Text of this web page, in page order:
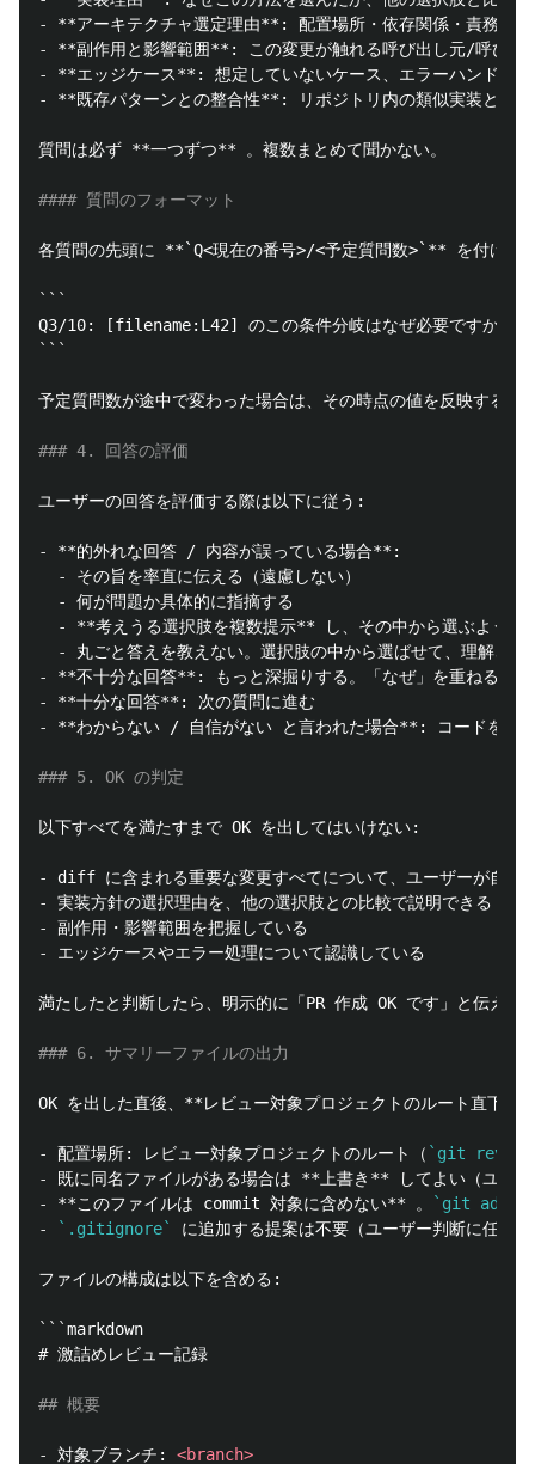
-
**アーキテクチャ選定理由**
-
**副作用と影響範囲**
-
**エッジケース**
-
**既存パターンとの整合性** : リポジトリ内の類似実装と比
質問は必ず **一つずつ** 。複数まとめて聞かない。
#### 質問のフォーマット
各質問の先頭に **`Q<現在の番号>/<予定質問数>`** を付ける
```
```
予定質問数が途中で変わった場合は、その時点の値を反映する
### 4. 回答の評価
- **的外れな回答 / 内容が誤っている場合**
  -
  -
  -
**考えうる選択肢を複数提示**
  -
-
**不十分な回答**
-
**十分な回答**
-
**わからない / 自信がない と言われた場合** : コードを一
### 5. OK の判定
-
-
-
-
エッジケースやエラー処理について認識している
満たしたと判断したら、明示的に「PR 作成 OK です」と伝える
### 6. サマリーファイルの出力
OK を出した直後、 **レビュー対象プロジェクトのルート直下に
- 配置場所: レビュー対象プロジェクトのルート（ `git rev-
-
既に同名ファイルがある場合は **上書き**
-
**このファイルは commit 対象に含めない** 。
`git add`
-
`.gitignore` に追加する提案は不要（ユーザー判断に任せ
ファイルの構成は以下を含める:
```
# 激詰めレビュー記録
## 概要
- 対象ブランチ: <branch>